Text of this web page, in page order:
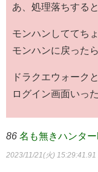
あ、処理落ちする
モンハンしててち
モンハンに戻った
ドラクエウォーク
ログイン画面いっ
86 名も無きハンタ
2023/11/21(火) 15:29:41.91